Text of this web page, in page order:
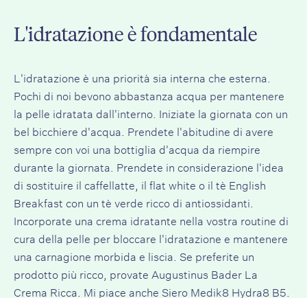
L'idratazione è fondamentale
L'idratazione è una priorità sia interna che esterna.
Pochi di noi bevono abbastanza acqua per mantenere
la pelle idratata dall'interno. Iniziate la giornata con un
bel bicchiere d'acqua. Prendete l'abitudine di avere
sempre con voi una bottiglia d'acqua da riempire
durante la giornata. Prendete in considerazione l'idea
di sostituire il caffellatte, il flat white o il tè English
Breakfast con un tè verde ricco di antiossidanti.
Incorporate una crema idratante nella vostra routine di
cura della pelle per bloccare l'idratazione e mantenere
una carnagione morbida e liscia. Se preferite un
prodotto più ricco, provate Augustinus Bader La
Crema Ricca . Mi piace anche Siero Medik8 Hydra8 B5